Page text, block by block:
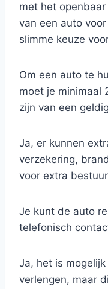
met het
van een auto
slimme keuze
Om een auto te
moet je minimaal
zijn van een
Ja, er kunnen
verzekering,
voor extra
Je kunt de auto
telefonisch
Ja, het is
verlengen, maar